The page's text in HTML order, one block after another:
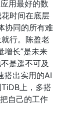
用最好的数
时间在底层
协同的所有难
行。陈盈老
增长”是未来
是遥不可及
搭出实用的AI
上，多搭
自己的工作